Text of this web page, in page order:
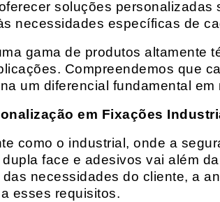
soluções
necessidades específicas de
gama de produtos altamente
Compreendemos que
um diferencial fundamental em
em Fixações
como o industrial, onde a
face e adesivos vai além
necessidades do cliente, a
esses requisitos.